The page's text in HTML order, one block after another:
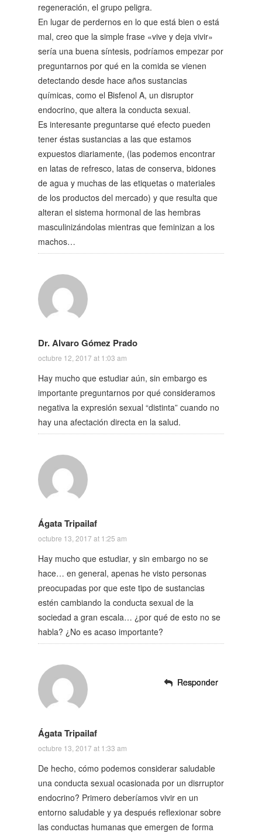
regeneración, el grupo peligra.
En lugar de perdernos en lo que está bien o está
mal, creo que la simple frase «vive y deja vivir»
sería una buena síntesis, podríamos empezar por
preguntarnos por qué en la comida se vienen
detectando desde hace años sustancias
químicas, como el Bisfenol A, un disruptor
endocrino, que altera la conducta sexual.
Es interesante preguntarse qué efecto pueden
tener éstas sustancias a las que estamos
expuestos diariamente, (las podemos encontrar
en latas de refresco, latas de conserva, bidones
de agua y muchas de las etiquetas o materiales
de los productos del mercado) y que resulta que
alteran el sistema hormonal de las hembras
masculinizándolas mientras que feminizan a los
machos…
Dr. Alvaro Gómez Prado
octubre 12, 2017 at 1:03 am
Hay mucho que estudiar aún, sin embargo es
importante preguntarnos por qué consideramos
negativa la expresión sexual “distinta” cuando no
hay una afectación directa en la salud.
Ágata Tripailaf
octubre 13, 2017 at 1:25 am
Hay mucho que estudiar, y sin embargo no se
hace… en general, apenas he visto personas
preocupadas por que este tipo de sustancias
estén cambiando la conducta sexual de la
sociedad a gran escala… ¿por qué de esto no se
habla? ¿No es acaso importante?
Ágata Tripailaf
octubre 13, 2017 at 1:33 am
De hecho, cómo podemos considerar saludable
una conducta sexual ocasionada por un disrruptor
endocrino? Primero deberíamos vivir en un
entorno saludable y ya después reflexionar sobre
las conductas humanas que emergen de forma
Responder
Responder
Responder
Responder